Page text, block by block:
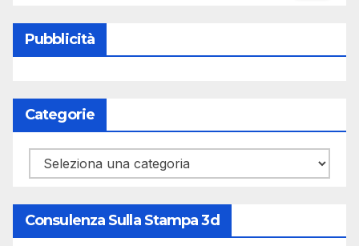
Pubblicità
Categorie
Categorie
Consulenza Sulla Stampa 3d